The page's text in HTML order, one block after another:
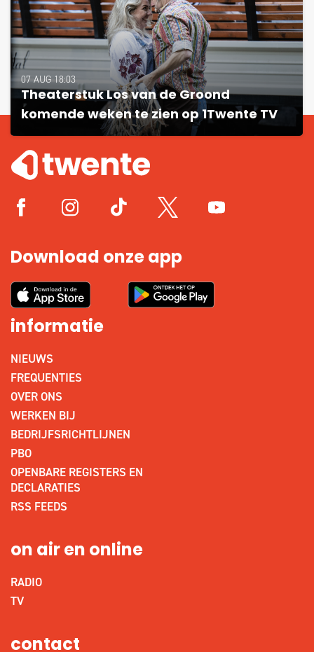
07 AUG 18:03
Theaterstuk Los van de Groond
komende weken te zien op 1Twente TV
Download onze app
informatie
NIEUWS
FREQUENTIES
OVER ONS
WERKEN BIJ
BEDRIJFSRICHTLIJNEN
PBO
OPENBARE REGISTERS EN
DECLARATIES
RSS FEEDS
on air en online
RADIO
TV
contact